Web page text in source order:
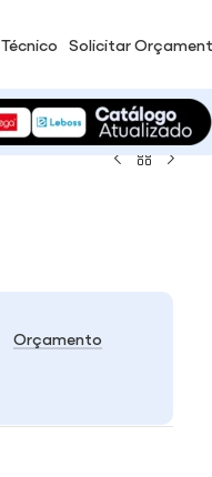
Solicitar
Orçamento